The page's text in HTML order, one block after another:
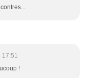
17:51
!